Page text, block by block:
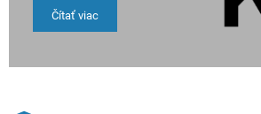
Čítať viac